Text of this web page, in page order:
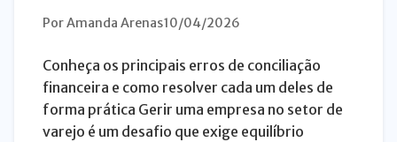
Por Amanda Arenas10/04/2026
Conheça os principais erros de conciliação
financeira e como resolver cada um deles de
forma prática Gerir uma empresa no setor de
varejo é um desafio que exige equilíbrio